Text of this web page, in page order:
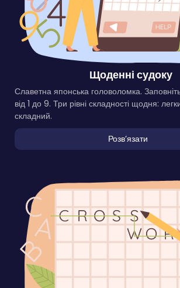
Щоденні судоку
Славетна японська головоломка.
від 1 до 9. Три рівні складності щодня:
складний.
Розвʼязати